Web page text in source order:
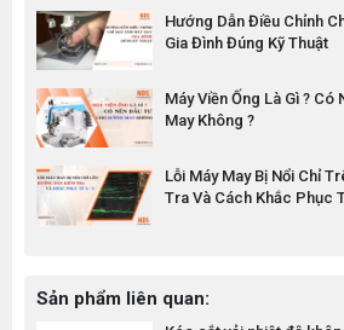
Hướng Dẫn Điều Chỉnh
Gia Đình Đúng Kỹ Thuật
Máy Viền Ống Là Gì ?
May Không ?
Lỗi Máy May Bị Nổi Chỉ
Tra Và Cách Khắc Phục
Sản phẩm liên quan: